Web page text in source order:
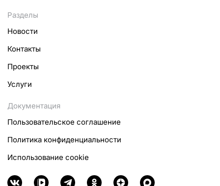
Разделы
Новости
Контакты
Проекты
Услуги
Документация
Пользовательское соглашение
Политика конфиденциальности
Использование cookie